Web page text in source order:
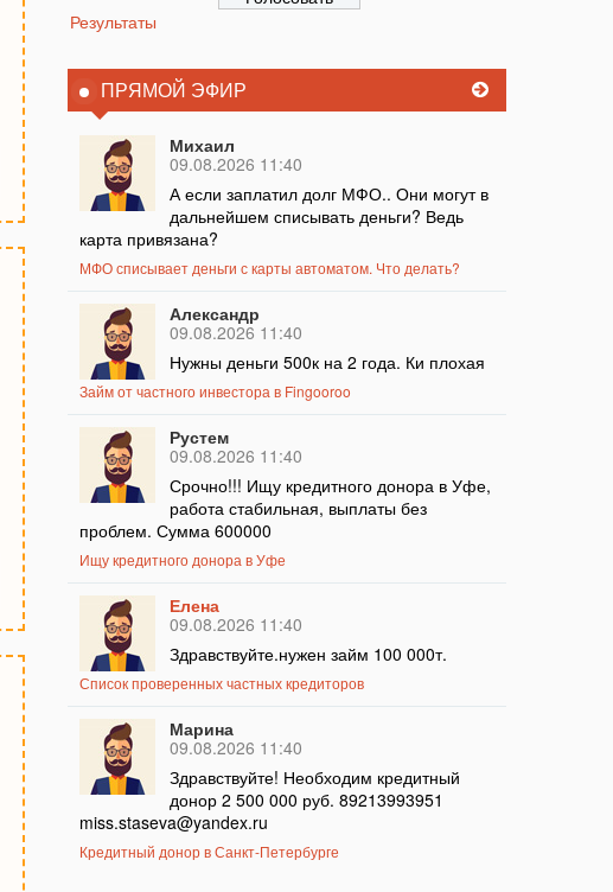
Результаты
ПРЯМОЙ ЭФИР
Михаил
09.08.2026 11:40
А если заплатил долг МФО.. Они могут в
дальнейшем списывать деньги? Ведь
карта привязана?
МФО списывает деньги с карты автоматом. Что делать?
Александр
09.08.2026 11:40
Нужны деньги 500к на 2 года. Ки плохая
Займ от частного инвестора в Fingooroo
Рустем
09.08.2026 11:40
Срочно!!! Ищу кредитного донора в Уфе,
работа стабильная, выплаты без
проблем. Сумма 600000
Ищу кредитного донора в Уфе
Елена
09.08.2026 11:40
Здравствуйте.нужен займ 100 000т.
Список проверенных частных кредиторов
Марина
09.08.2026 11:40
Здравствуйте! Необходим кредитный
донор 2 500 000 руб. 89213993951
miss.staseva@yandex.ru
Кредитный донор в Санкт-Петербурге